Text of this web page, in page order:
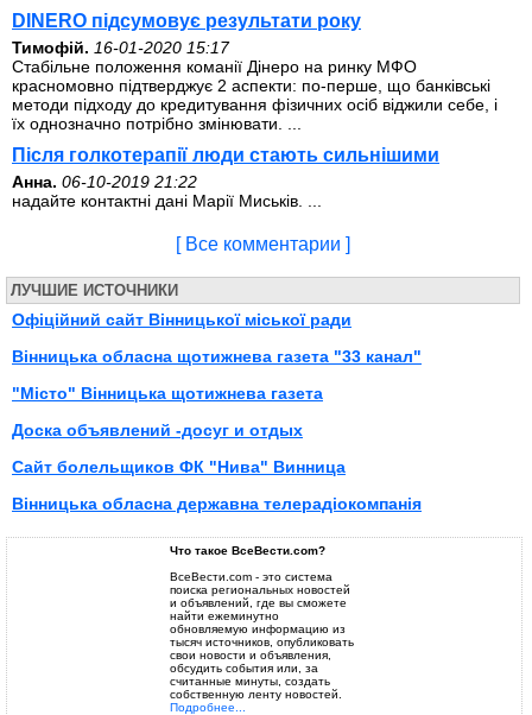
DINERO підсумовує результати року
Тимофій. 16-01-2020 15:17
Стабільне положення команії Дінеро на ринку МФО
красномовно підтверджує 2 аспекти: по-перше, що банківські
методи підходу до кредитування фізичних осіб віджили себе, і
їх однозначно потрібно змінювати. ...
Після голкотерапії люди стають сильнішими
Анна. 06-10-2019 21:22
надайте контактні дані Марії Миськів. ...
[ Все комментарии ]
ЛУЧШИЕ ИСТОЧНИКИ
Офіційний сайт Вінницької міської ради
Вінницька обласна щотижнева газета "33 канал"
"Місто" Вінницька щотижнева газета
Доска объявлений -досуг и отдых
Сайт болельщиков ФК "Нива" Винница
Вінницька обласна державна телерадіокомпанія
Что такое ВсеВести.com?
ВсеВести.com - это система
поиска региональных новостей
и объявлений, где вы сможете
найти ежеминутно
обновляемую информацию из
тысяч источников, опубликовать
свои новости и объявления,
обсудить события или, за
считанные минуты, создать
собственную ленту новостей.
Подробнее...